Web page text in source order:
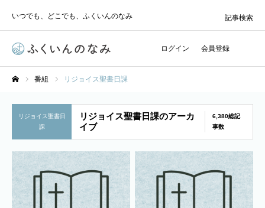
いつでも、どこでも、ふくいんのなみ
ログイン 会員登録
記事検索
番組 リジョイス聖書日課
リジョイス聖書日
課
リジョイス聖書日課のアーカ
イブ
6,380総記
事数